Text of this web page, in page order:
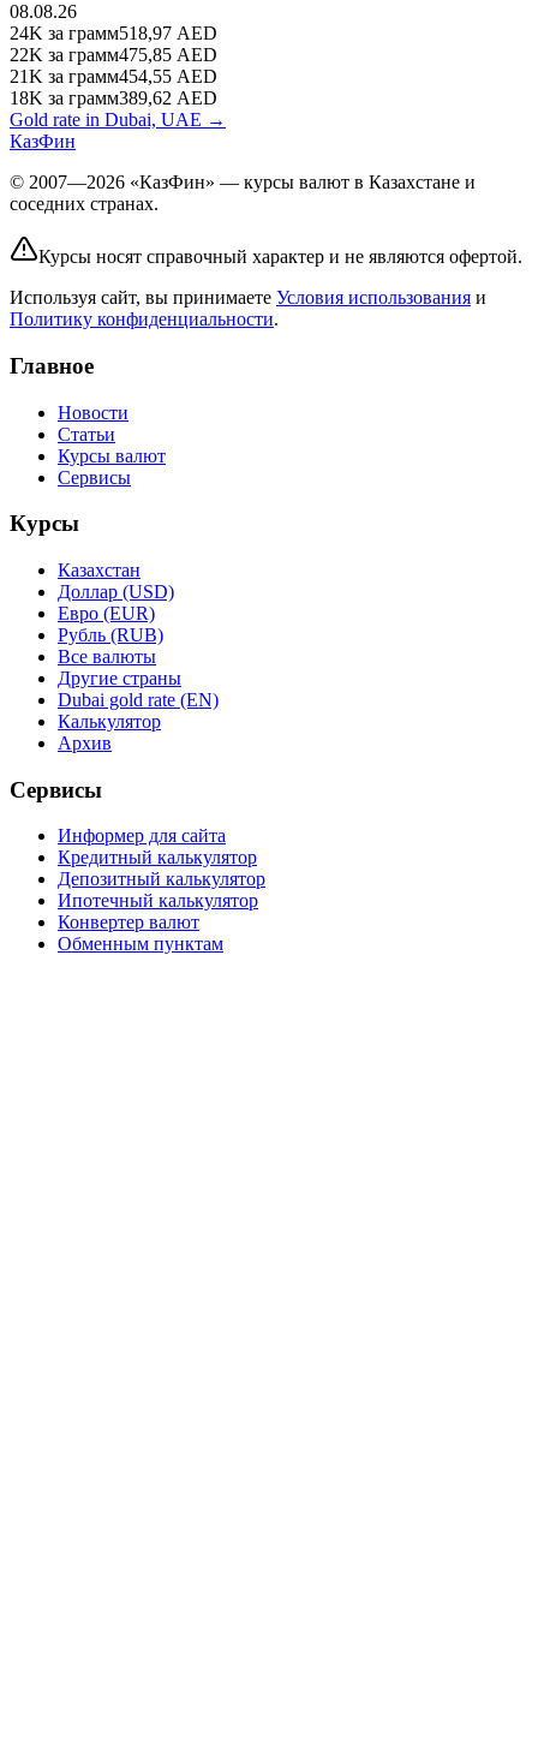
08.08.26
24K за грамм518,97 AED
22K за грамм475,85 AED
21K за грамм454,55 AED
18K за грамм389,62 AED
Gold rate in Dubai, UAE →
КазФин
© 2007—2026 «КазФин» — курсы валют в Казахстане и
соседних странах.
Курсы носят справочный характер и не являются офертой.
Используя сайт, вы принимаете Условия использования и
Политику конфиденциальности.
Главное
Новости
Статьи
Курсы валют
Сервисы
Курсы
Казахстан
Доллар (USD)
Евро (EUR)
Рубль (RUB)
Все валюты
Другие страны
Dubai gold rate (EN)
Калькулятор
Архив
Сервисы
Информер для сайта
Кредитный калькулятор
Депозитный калькулятор
Ипотечный калькулятор
Конвертер валют
Обменным пунктам